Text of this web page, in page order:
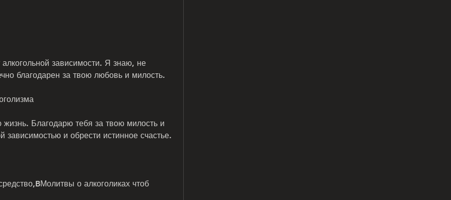
благодарен за твою любовь и милость.
Благодарю тебя за твою милость и
зависимостью и обрести истинное счастье.
о алкоголиках чтоб